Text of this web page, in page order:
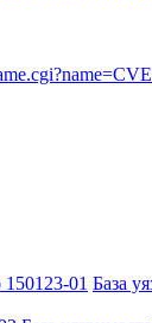
01 База